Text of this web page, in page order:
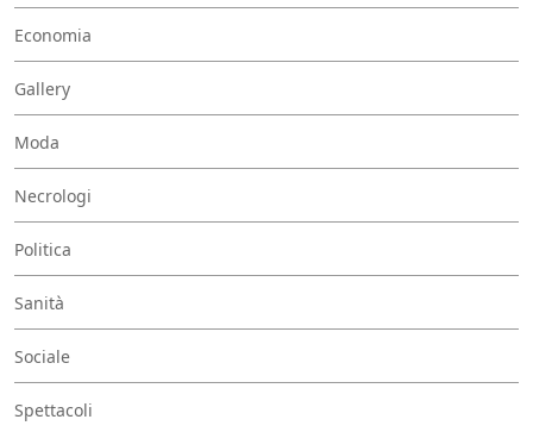
Economia
Gallery
Moda
Necrologi
Politica
Sanità
Sociale
Spettacoli